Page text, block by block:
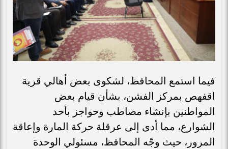
فيما استمع المحافظ، لشكوى بعض أهالي قرية
اقفهص بمركز الفشن، بشأن قيام بعض
المواطنين بإنشاء مصاطب وحواجز بأحد
الشوارع، مما أدى إلى عرقلة حركة المارة وإعاقة
المرور، حيث وجّه المحافظ، مسئولي الوحدة